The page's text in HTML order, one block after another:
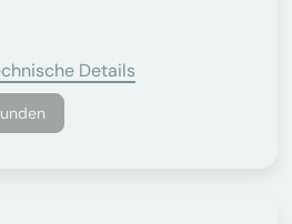
Details